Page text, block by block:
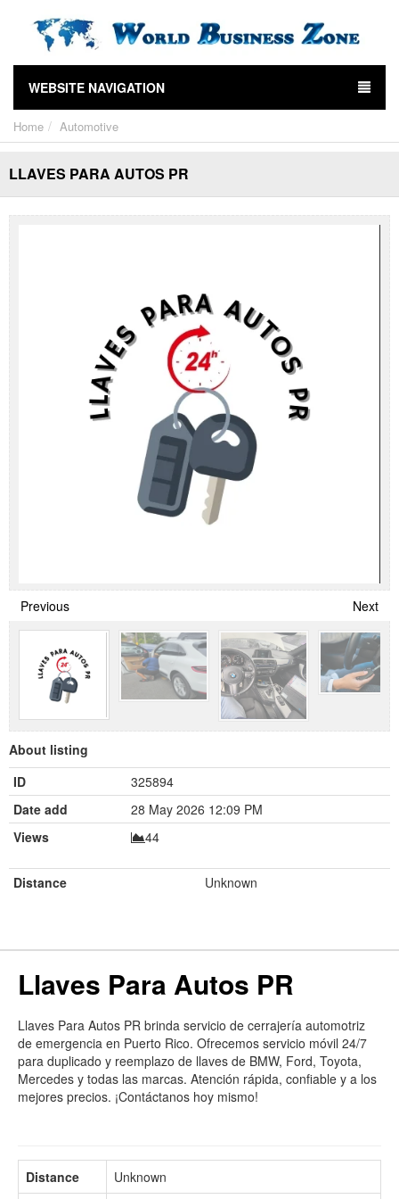
WEBSITE NAVIGATION
Home Automotive
LLAVES PARA AUTOS PR
Previous Next
About listing
ID
325894
Date add
28 May 2026 12:09 PM
Views
44
Distance Unknown
Llaves Para Autos PR
Llaves Para Autos PR brinda servicio de cerrajería automotriz
de emergencia en Puerto Rico. Ofrecemos servicio móvil 24/7
para duplicado y reemplazo de llaves de BMW, Ford, Toyota,
Mercedes y todas las marcas. Atención rápida, confiable y a los
mejores precios. ¡Contáctanos hoy mismo!
Distance Unknown